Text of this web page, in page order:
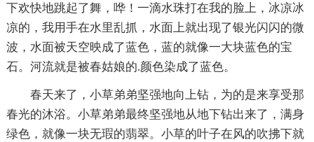
下欢快地跳起了舞，哗！一滴水珠打在我的脸上，冰凉冰
凉的，我用手在水里乱抓，水面上就出现了银光闪闪的微
波，水面被天空映成了蓝色，蓝的就像一大块蓝色的宝
石。河流就是被春姑娘的.颜色染成了蓝色。
春天来了，小草弟弟坚强地向上钻，为的是来享受那
春光的沐浴。小草弟弟最终坚强地从地下钻出来了，满身
绿色，就像一块无瑕的翡翠。小草的叶子在风的吹拂下就